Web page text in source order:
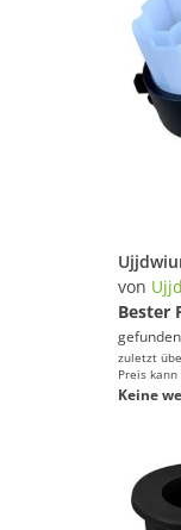
von
Bester
zuletzt
Preis
Keine